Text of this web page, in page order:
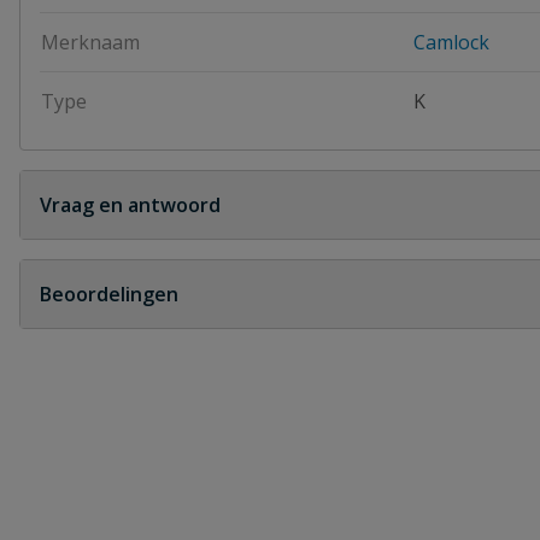
Merknaam Camlock
Type K
Vraag en antwoord
Geen vragen
Beoordelingen